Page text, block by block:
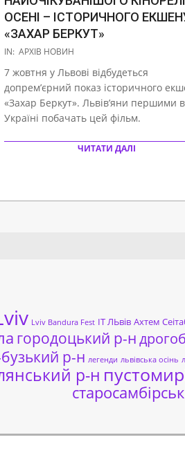
ОСЕНІ – ІСТОРИЧНОГО
«ЗАХАР БЕРКУТ»
2019-
03
IN: АРХІВ НОВИН
7 жовтня у Львові відбудеться
допрем’єрний показ історичного
«Захар Беркут». Львів’яни першими в
Україні побачать цей фільм.
ЧИТАТИ ДАЛІ
Lviv Bandura Fest ІТ ЛЬвів Ахтем
городоцький р-н
р-н легенди львівська осінь
р-н